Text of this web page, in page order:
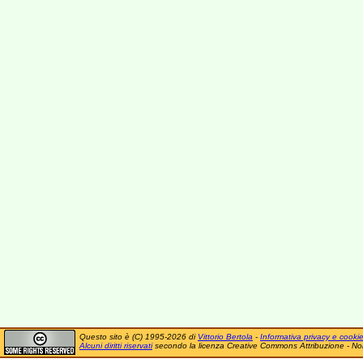
Questo sito è (C) 1995-2026 di Vittorio Bertola - Informativa privacy e cookie
Alcuni diritti riservatisecondo la licenza Creative Commons Attribuzione -